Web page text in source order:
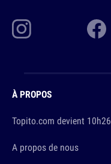
À PROPOS
Topito.com devient 10h26
A propos de nous